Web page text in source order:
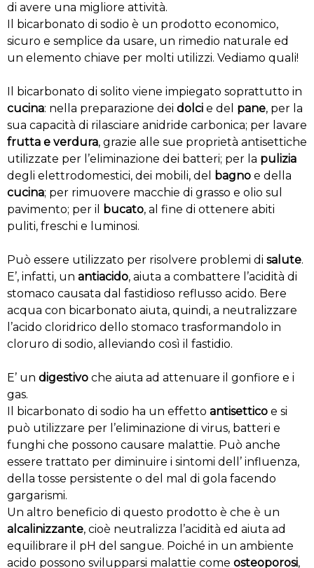
di avere una migliore attività.
Il bicarbonato di sodio è un prodotto economico,
sicuro e semplice da usare, un rimedio naturale ed
un elemento chiave per molti utilizzi. Vediamo quali!
Il bicarbonato di solito viene impiegato soprattutto in
cucina: nella preparazione dei dolci e del pane, per la
sua capacità di rilasciare anidride carbonica; per lavare
frutta e verdura, grazie alle sue proprietà antisettiche
utilizzate per l’eliminazione dei batteri; per la pulizia
degli elettrodomestici, dei mobili, del bagno e della
cucina; per rimuovere macchie di grasso e olio sul
pavimento; per il bucato, al fine di ottenere abiti
puliti, freschi e luminosi.
Può essere utilizzato per risolvere problemi di salute.
E’, infatti, un antiacido, aiuta a combattere l’acidità di
stomaco causata dal fastidioso reflusso acido. Bere
acqua con bicarbonato aiuta, quindi, a neutralizzare
l’acido cloridrico dello stomaco trasformandolo in
cloruro di sodio, alleviando così il fastidio.
E’ un digestivo che aiuta ad attenuare il gonfiore e i
gas.
Il bicarbonato di sodio ha un effetto antisettico e si
può utilizzare per l’eliminazione di virus, batteri e
funghi che possono causare malattie. Può anche
essere trattato per diminuire i sintomi dell’ influenza,
della tosse persistente o del mal di gola facendo
gargarismi.
Un altro beneficio di questo prodotto è che è un
alcalinizzante, cioè neutralizza l’acidità ed aiuta ad
equilibrare il pH del sangue. Poiché in un ambiente
acido possono svilupparsi malattie come osteoporosi,